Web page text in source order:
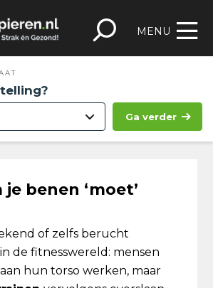
MENU
Ga verder
benen ‘moet’
of zelfs berucht
de fitnesswereld: mensen
hun torso werken, maar